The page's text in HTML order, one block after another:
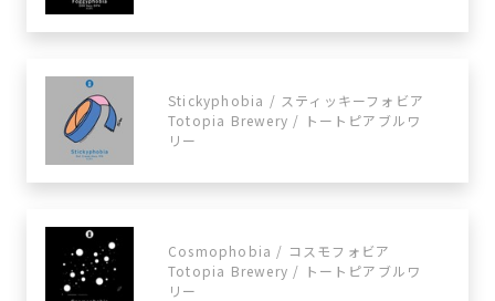
Stickyphobia / スティッキーフォビア
Totopia Brewery / トートピアブルワ
リー
Cosmophobia / コスモフォビア
Totopia Brewery / トートピアブルワ
リー